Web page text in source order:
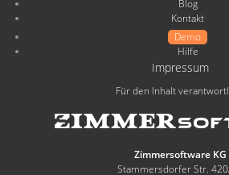
Blog
Kontakt
Demo
Hilfe
Impressum
Für den Inhalt
Zimmersoftware KG
Stammersdorfer Str.